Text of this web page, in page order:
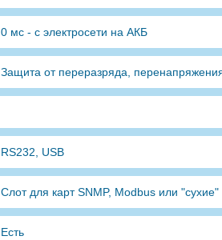
0 мс - с электросети на АКБ
Защита от переразряда,
RS232, USB
Слот для карт SNMP, Modbus или "сухие"
Есть